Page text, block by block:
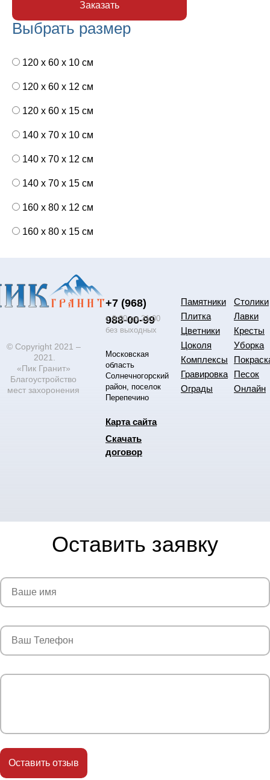
Выбрать размер
120 x 60 x 10 см
120 x 60 x 12 см
120 x 60 x 15 см
140 x 70 x 10 см
140 x 70 x 12 см
140 x 70 x 15 см
160 x 80 x 12 см
160 x 80 x 15 см
© Copyright 2021 –
2021.
«Пик Гранит»
Благоустройство
мест захоронения
+7 (968)
988-00-99
с 9:00 до 21:00
без выходных
Московская
область
Солнечногорский
район, поселок
Перепечино
Карта сайта
Скачать
договор
Памятники
Плитка
Цветники
Цоколя
Комплексы
Гравировка
Ограды
Столики
Лавки
Кресты
Уборка
Песок
Онлайн
Оставить заявку